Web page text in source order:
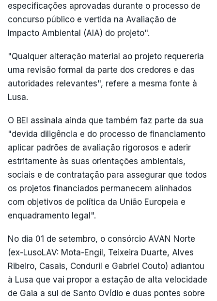
especificações aprovadas durante o processo de
concurso público e vertida na Avaliação de
Impacto Ambiental (AIA) do projeto".
"Qualquer alteração material ao projeto requereria
uma revisão formal da parte dos credores e das
autoridades relevantes", refere a mesma fonte à
Lusa.
O BEI assinala ainda que também faz parte da sua
"devida diligência e do processo de financiamento
aplicar padrões de avaliação rigorosos e aderir
estritamente às suas orientações ambientais,
sociais e de contratação para assegurar que todos
os projetos financiados permanecem alinhados
com objetivos de política da União Europeia e
enquadramento legal".
No dia 01 de setembro, o consórcio AVAN Norte
(ex-LusoLAV: Mota-Engil, Teixeira Duarte, Alves
Ribeiro, Casais, Conduril e Gabriel Couto) adiantou
à Lusa que vai propor a estação de alta velocidade
de Gaia a sul de Santo Ovídio e duas pontes sobre